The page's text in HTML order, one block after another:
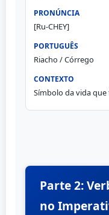
[Ru-CHEY]
Riacho / Córrego
Símbolo da vida
Parte 2:
no